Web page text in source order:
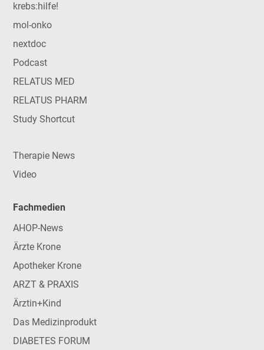
krebs:hilfe!
mol-onko
nextdoc
Podcast
RELATUS MED
RELATUS PHARM
Study Shortcut
Therapie News
Video
Fachmedien
AHOP-News
Ärzte Krone
Apotheker Krone
ARZT & PRAXIS
Ärztin+Kind
Das Medizinprodukt
DIABETES FORUM